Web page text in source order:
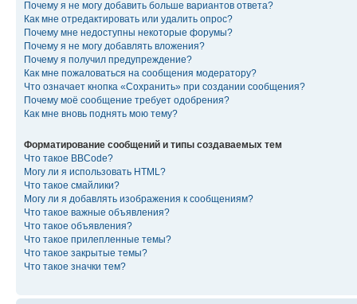
Почему я не могу добавить больше вариантов ответа?
Как мне отредактировать или удалить опрос?
Почему мне недоступны некоторые форумы?
Почему я не могу добавлять вложения?
Почему я получил предупреждение?
Как мне пожаловаться на сообщения модератору?
Что означает кнопка «Сохранить» при создании сообщения?
Почему моё сообщение требует одобрения?
Как мне вновь поднять мою тему?
Форматирование сообщений и типы создаваемых тем
Что такое BBCode?
Могу ли я использовать HTML?
Что такое смайлики?
Могу ли я добавлять изображения к сообщениям?
Что такое важные объявления?
Что такое объявления?
Что такое прилепленные темы?
Что такое закрытые темы?
Что такое значки тем?